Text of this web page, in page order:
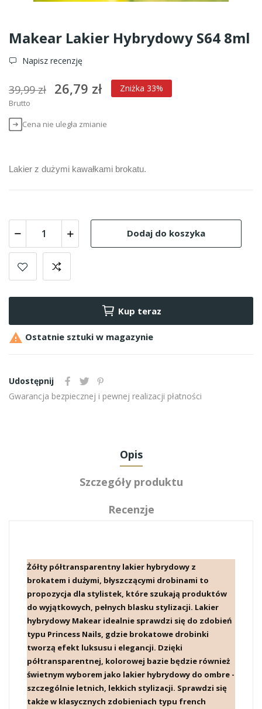
Makear Lakier Hybrydowy S64 8ml
Napisz recenzję
39,99 zł 26,79 zł Zniżka 33%
Brutto
Cena nie uległa zmianie
Lakier z dużymi kawałkami brokatu.
Dodaj do koszyka
Kup teraz
 Ostatnie sztuki w magazynie
Udostępnij
Gwarancja bezpiecznej i pewnej realizacji płatności
Opis
Szczegóły produktu
Recenzje
Żółty półtransparentny lakier hybrydowy z
brokatem i dużymi, błyszczącymi drobinami to
propozycja dla stylistek, które szukają produktów
do wyjątkowych, pełnych blasku stylizacji. Lakier
hybrydowy Makear idealnie sprawdzi się do zdobień
typu Princess Nails, gdzie brokatowe drobinki
tworzą efekt luksusu i elegancji. Dzięki
półtransparentnej, kolorowej bazie będzie również
świetnym wyborem jako lakier hybrydowy do ombre -
szczególnie letnich, lekkich stylizacji. Sprawdzi się
także w klasycznych zdobieniach typu french